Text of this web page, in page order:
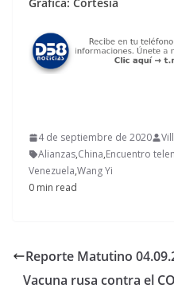
4 de septiembre de 2020
Alianzas,China,Encuentro
Venezuela,Wang Yi
0 min read
Reporte Matutino
Vacuna rusa contra el